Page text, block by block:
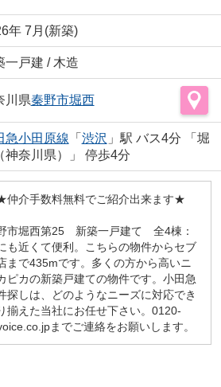
年 7月(新築)
一戸建 / 木造
川県秦野市堀西
急小田原線 「 渋沢 」駅 バス4分 「堀
神奈川県）」 停歩4分
介手数料無料でご紹介出来ます★
市堀西第25 新築一戸建て 全4棟：
も近くて便利。こちらの物件からセブ
まで435mです。多くの方から高いニ
ピカの新築戸建ての物件です。小田急
探しは、どのようなニーズに対応でき
揃えた当社にお任せ下さい。0120-
までご連絡をお願いします。